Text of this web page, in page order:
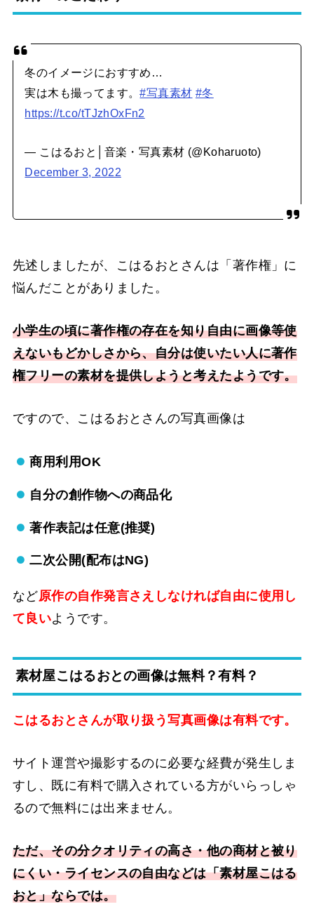
冬のイメージにおすすめ…
実は木も撮ってます。#写真素材 #冬
https://t.co/tTJzhOxFn2
— こはるおと│音楽・写真素材 (@Koharuoto)
December 3, 2022
先述しましたが、こはるおとさんは「著作権」に
悩んだことがありました。
小学生の頃に著作権の存在を知り自由に画像等使
えないもどかしさから、自分は使いたい人に著作
権フリーの素材を提供しようと考えたようです。
ですので、こはるおとさんの写真画像は
商用利用OK
自分の創作物への商品化
著作表記は任意(推奨)
二次公開(配布はNG)
など原作の自作発言さえしなければ自由に使用し
て良いようです。
素材屋こはるおとの画像は無料？有料？
こはるおとさんが取り扱う写真画像は有料です。
サイト運営や撮影するのに必要な経費が発生しま
すし、既に有料で購入されている方がいらっしゃ
るので無料には出来ません。
ただ、その分クオリティの高さ・他の商材と被り
にくい・ライセンスの自由などは「素材屋こはる
おと」ならでは。